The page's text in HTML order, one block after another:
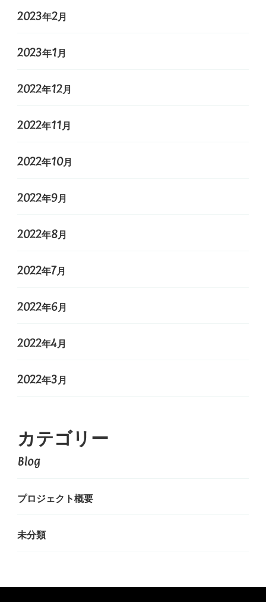
2023年2月
2023年1月
2022年12月
2022年11月
2022年10月
2022年9月
2022年8月
2022年7月
2022年6月
2022年4月
2022年3月
カテゴリー
Blog
プロジェクト概要
未分類